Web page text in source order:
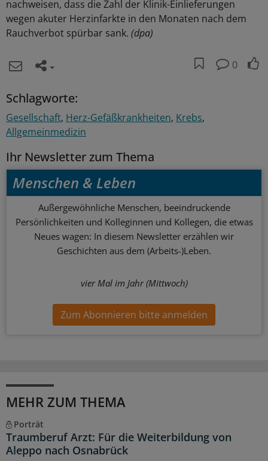
nachweisen, dass die Zahl der Klinik-Einlieferungen
wegen akuter Herzinfarkte in den Monaten nach dem
Rauchverbot spürbar sank. (dpa)
0
Schlagworte:
Gesellschaft Herz-Gefäßkrankheiten Krebs
Allgemeinmedizin
Ihr Newsletter zum Thema
Menschen & Leben
Außergewöhnliche Menschen, beeindruckende
Persönlichkeiten und Kolleginnen und Kollegen, die etwas
Neues wagen: In diesem Newsletter erzählen wir
Geschichten aus dem (Arbeits-)Leben.
vier Mal im Jahr (Mittwoch)
Zum Abonnieren bitte anmelden
MEHR ZUM THEMA
Porträt
Traumberuf Arzt: Für die Weiterbildung von
Aleppo nach Osnabrück